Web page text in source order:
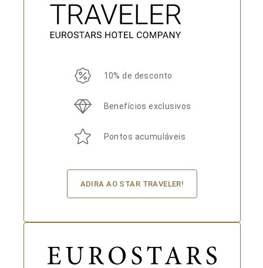
10% de desconto
Benefícios exclusivos
Pontos acumuláveis
ADIRA AO STAR TRAVELER!